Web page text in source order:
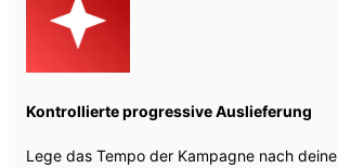
Kontrollierte progressive Auslieferung
Lege das Tempo der Kampagne nach